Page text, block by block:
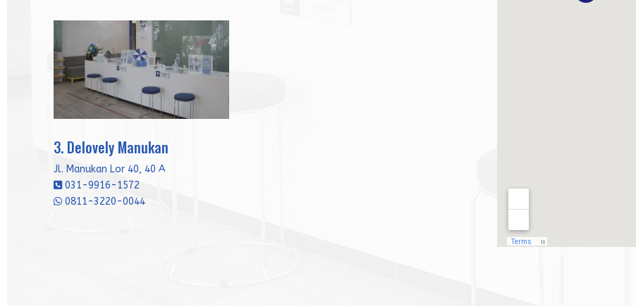
3. Delovely Manukan
Jl. Manukan Lor 40, 40 A
031-9916-1572
0811-3220-0044